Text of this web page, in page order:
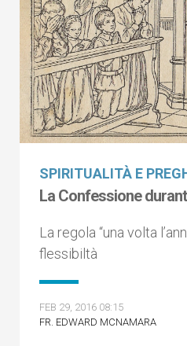
SPIRITUALITÀ E
La Confessione
La regola “una volta
flessibiltà
FEB 29, 2016 08:15
FR. EDWARD MCNAMARA